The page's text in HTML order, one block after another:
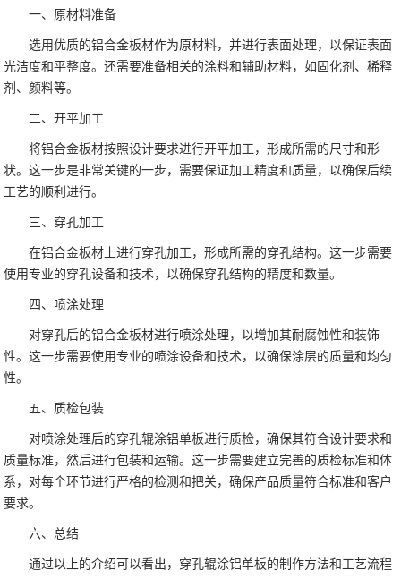
一、原材料准备
选用优质的铝合金板材作为原材料，并进行表面处理，以保证表面
光洁度和平整度。还需要准备相关的涂料和辅助材料，如固化剂、稀释
剂、颜料等。
二、开平加工
将铝合金板材按照设计要求进行开平加工，形成所需的尺寸和形
状。这一步是非常关键的一步，需要保证加工精度和质量，以确保后续
工艺的顺利进行。
三、穿孔加工
在铝合金板材上进行穿孔加工，形成所需的穿孔结构。这一步需要
使用专业的穿孔设备和技术，以确保穿孔结构的精度和数量。
四、喷涂处理
对穿孔后的铝合金板材进行喷涂处理，以增加其耐腐蚀性和装饰
性。这一步需要使用专业的喷涂设备和技术，以确保涂层的质量和均匀
性。
五、质检包装
对喷涂处理后的穿孔辊涂铝单板进行质检，确保其符合设计要求和
质量标准，然后进行包装和运输。这一步需要建立完善的质检标准和体
系，对每个环节进行严格的检测和把关，确保产品质量符合标准和客户
要求。
六、总结
通过以上的介绍可以看出，穿孔辊涂铝单板的制作方法和工艺流程